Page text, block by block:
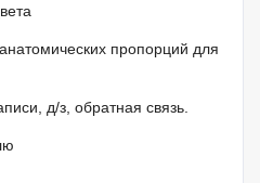
пропорций для
д/з, обратная связь.